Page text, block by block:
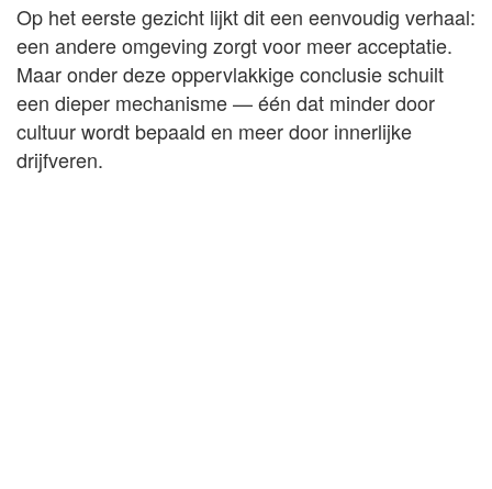
Op het eerste gezicht lijkt dit een eenvoudig verhaal:
een andere omgeving zorgt voor meer acceptatie.
Maar onder deze oppervlakkige conclusie schuilt
een dieper mechanisme — één dat minder door
cultuur wordt bepaald en meer door innerlijke
drijfveren.